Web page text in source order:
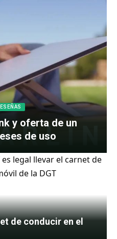
y oferta de un
de uso
de conducir en el